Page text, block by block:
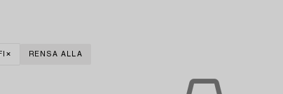
RENSA ALLA